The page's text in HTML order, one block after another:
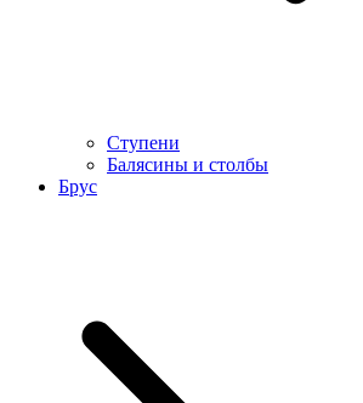
Ступени
Балясины и столбы
Брус